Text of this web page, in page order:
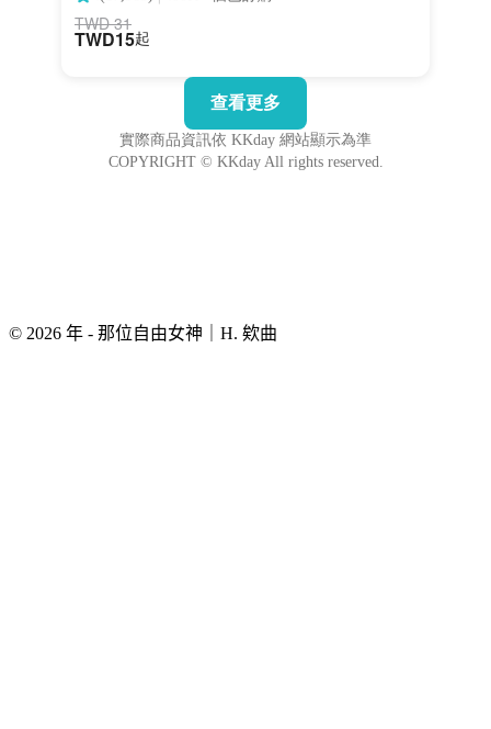
© 2026 年 - 那位自由女神｜H. 欸曲